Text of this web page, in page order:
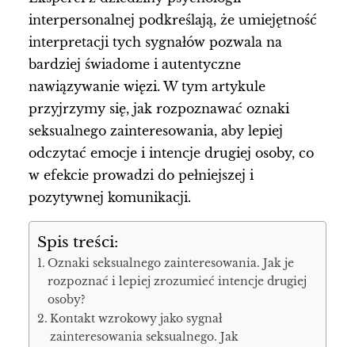
interpersonalnej podkreślają, że umiejętność
interpretacji tych sygnałów pozwala na
bardziej świadome i autentyczne
nawiązywanie więzi. W tym artykule
przyjrzymy się, jak rozpoznawać oznaki
seksualnego zainteresowania, aby lepiej
odczytać emocje i intencje drugiej osoby, co
w efekcie prowadzi do pełniejszej i
pozytywnej komunikacji.
Spis treści:
Oznaki seksualnego zainteresowania. Jak je
rozpoznać i lepiej zrozumieć intencje drugiej
osoby?
Kontakt wzrokowy jako sygnał
zainteresowania seksualnego. Jak